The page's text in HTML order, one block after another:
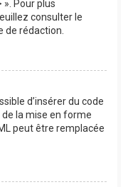
». Pour plus
consulter le
de rédaction.
d’insérer du code
la mise en forme
peut être remplacée